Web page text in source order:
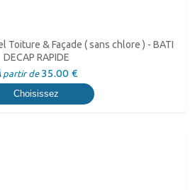
Toiture & Façade ( sans chlore ) - BATI
DECAP RAPIDE
partir de 35.00 €
Choisissez